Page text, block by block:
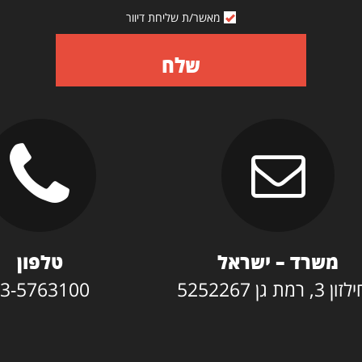
מאשר/ת שליחת דיוור
שלח
משרד – ישראל
גן 5252267
טלפון
5763100